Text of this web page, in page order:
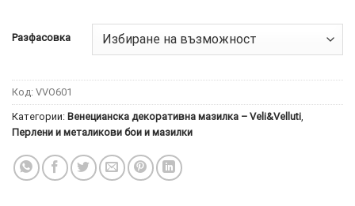
Разфасовка
Код: VVO601
Категории: Венецианска декоративна мазилка – Veli&Velluti
Перлени и металикови бои и мазилки
× ТОЗИ
САЙТ
ИЗПОЛЗВА
БИСКВИТКИ.